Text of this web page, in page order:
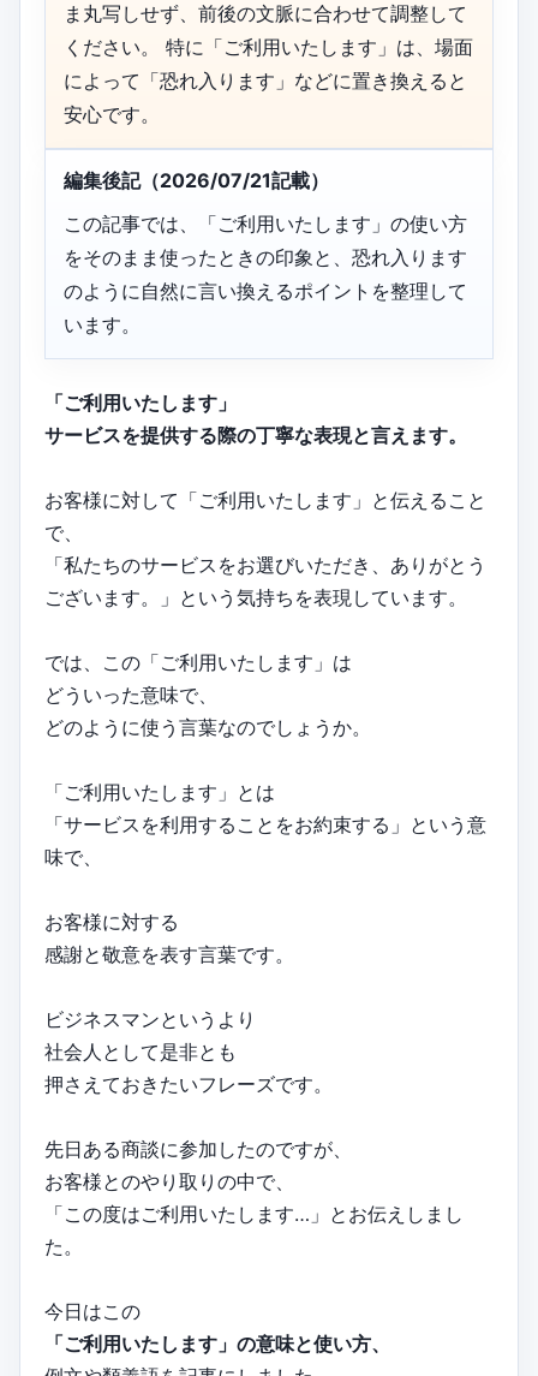
ま丸写しせず、前後の文脈に合わせて調整して
ください。 特に「ご利用いたします」は、場面
によって「恐れ入ります」などに置き換えると
安心です。
編集後記（2026/07/21記載）
この記事では、「ご利用いたします」の使い方
をそのまま使ったときの印象と、恐れ入ります
のように自然に言い換えるポイントを整理して
います。
「ご利用いたします」
サービスを提供する際の丁寧な表現と言えます。
お客様に対して「ご利用いたします」と伝えること
で、
「私たちのサービスをお選びいただき、ありがとう
ございます。」という気持ちを表現しています。
では、この「ご利用いたします」は
どういった意味で、
どのように使う言葉なのでしょうか。
「ご利用いたします」とは
「サービスを利用することをお約束する」という意
味で、
お客様に対する
感謝と敬意を表す言葉です。
ビジネスマンというより
社会人として是非とも
押さえておきたいフレーズです。
先日ある商談に参加したのですが、
お客様とのやり取りの中で、
「この度はご利用いたします…」とお伝えしまし
た。
今日はこの
「ご利用いたします」の意味と使い方、